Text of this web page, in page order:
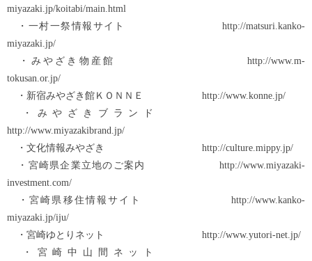
miyazaki.jp/koitabi/main.html
・一村一祭情報サイト http://matsuri.kanko-
miyazaki.jp/
・みやざき物産館 http://www.m-
tokusan.or.jp/
・新宿みやざき館ＫＯＮＮＥ http://www.konne.jp/
・みやざきブランド
http://www.miyazakibrand.jp/
・文化情報みやざき http://culture.mippy.jp/
・宮崎県企業立地のご案内 http://www.miyazaki-
investment.com/
・宮崎県移住情報サイト http://www.kanko-
miyazaki.jp/iju/
・宮崎ゆとりネット http://www.yutori-net.jp/
・宮崎中山間ネット